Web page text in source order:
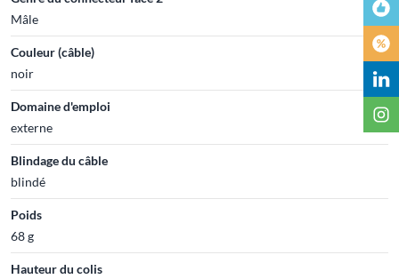
Mâle
Couleur (câble)
noir
Domaine d'emploi
externe
Blindage du câble
blindé
Poids
68 g
Hauteur du colis